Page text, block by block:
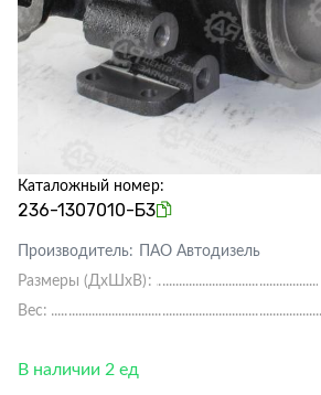
Каталожный номер:
236-1307010-Б3
Производитель:
ПАО Автодизель
Размеры (ДхШхВ):
Вес:
В наличии 2 ед